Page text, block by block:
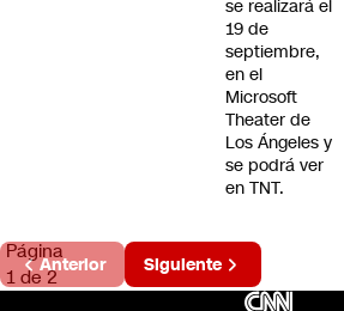
se realizará el
19 de
septiembre,
en el
Microsoft
Theater de
Los Ángeles y
se podrá ver
en TNT.
Página
1 de 2
Anterior Siguiente